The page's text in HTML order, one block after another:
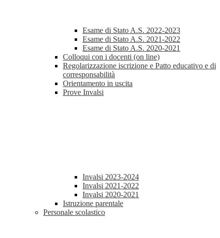
Esame di Stato A.S. 2022-2023
Esame di Stato A.S. 2021-2022
Esame di Stato A.S. 2020-2021
Colloqui con i docenti (on line)
Regolarizzazione iscrizione e Patto educativo e di
corresponsabilità
Orientamento in uscita
Prove Invalsi
Invalsi 2023-2024
Invalsi 2021-2022
Invalsi 2020-2021
Istruzione parentale
Personale scolastico